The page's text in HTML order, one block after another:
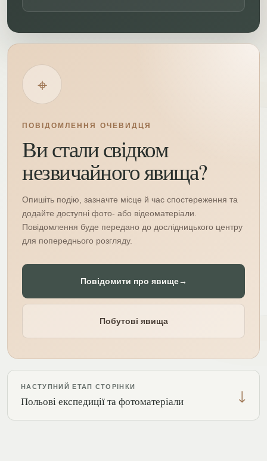
⌖
ПОВІДОМЛЕННЯ ОЧЕВИДЦЯ
Ви стали свідком
незвичайного явища?
Опишіть подію, зазначте місце й час спостереження та
додайте доступні фото- або відеоматеріали.
Повідомлення буде передано до дослідницького центру
для попереднього розгляду.
Повідомити про явище→
Побутові явища
НАСТУПНИЙ ЕТАП СТОРІНКИ
Польові експедиції та фотоматеріали ↓